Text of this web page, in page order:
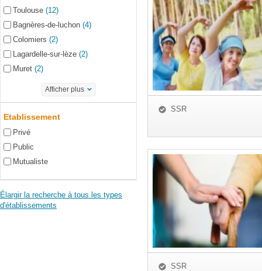
Toulouse (12)
Bagnères-de-luchon (4)
Colomiers (2)
Lagardelle-sur-lèze (2)
Muret (2)
Afficher plus
Etablissement
Privé
Public
Mutualiste
Élargir la recherche à tous les types
d'établissements
SSR
SSR